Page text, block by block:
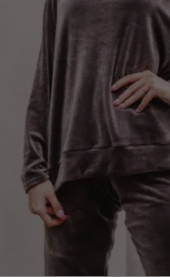
Dodaj do koszyka
Wyprzedany